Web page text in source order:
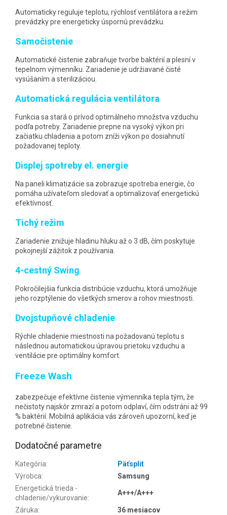
Automaticky reguluje teplotu, rýchlosť ventilátora a režim
prevádzky pre energeticky úspornú prevádzku.
Samočistenie
Automatické čistenie zabraňuje tvorbe baktérií a plesní v
tepelnom výmenníku. Zariadenie je udržiavané čisté
vysúšaním a sterilizáciou.
Automatická regulácia ventilátora
Funkcia sa stará o prívod optimálneho množstva vzduchu
podľa potreby. Zariadenie prepne na vysoký výkon pri
začiatku chladenia a potom zníži výkon po dosiahnutí
požadovanej teploty.
Displej spotreby el. energie
Na paneli klimatizácie sa zobrazuje spotreba energie, čo
pomáha užívateľom sledovať a optimalizovať energetickú
efektívnosť.
Tichý režim
Zariadenie znižuje hladinu hluku až o 3 dB, čím poskytuje
pokojnejší zážitok z používania.
4-cestný Swing
Pokročilejšia funkcia distribúcie vzduchu, ktorá umožňuje
jeho rozptýlenie do všetkých smerov a rohov miestnosti.
Dvojstupňové chladenie
Rýchle chladenie miestnosti na požadovanú teplotu s
následnou automatickou úpravou prietoku vzduchu a
ventilácie pre optimálny komfort.
Freeze Wash
zabezpečuje efektívne čistenie výmenníka tepla tým, že
nečistoty najskôr zmrazí a potom odplaví, čím odstráni až 99
% baktérií. Mobilná aplikácia vás zároveň upozorní, keď je
potrebné čistenie.
Dodatočné parametre
Kategória:
Päťsplit
Výrobca:
Samsung
Energetická trieda -
chladenie/vykurovanie:
A+++/A+++
Záruka:
36 mesiacov